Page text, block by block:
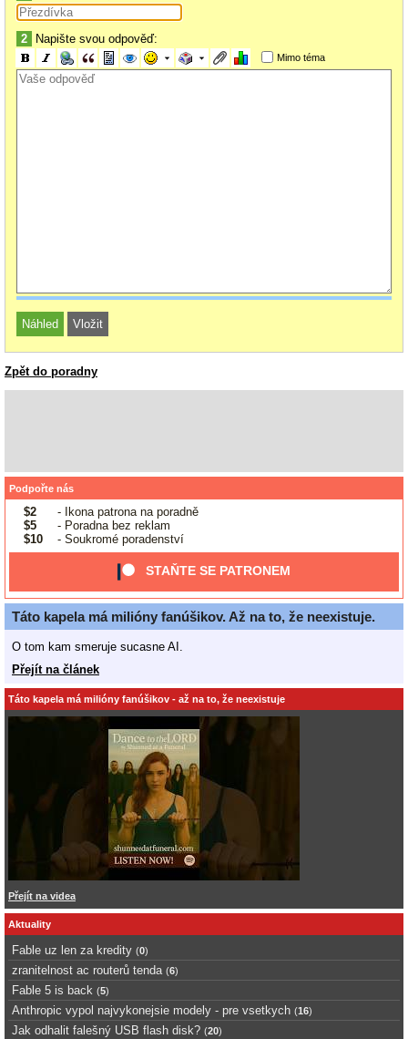
2 Napište svou odpověď:
Mimo téma
Zpět do poradny
Podpořte nás
$2
- Ikona patrona na poradně
$5
- Poradna bez reklam
$10
- Soukromé poradenství
STAŇTE SE PATRONEM
Táto kapela má milióny fanúšikov. Až na to, že neexistuje.
O tom kam smeruje sucasne AI.
Přejít na článek
Táto kapela má milióny fanúšikov - až na to, že neexistuje
Přejít na videa
Aktuality
Fable uz len za kredity (0)
zranitelnost ac routerů tenda (6)
Fable 5 is back (5)
Anthropic vypol najvykonejsie modely - pre vsetkych (16)
Jak odhalit falešný USB flash disk? (20)